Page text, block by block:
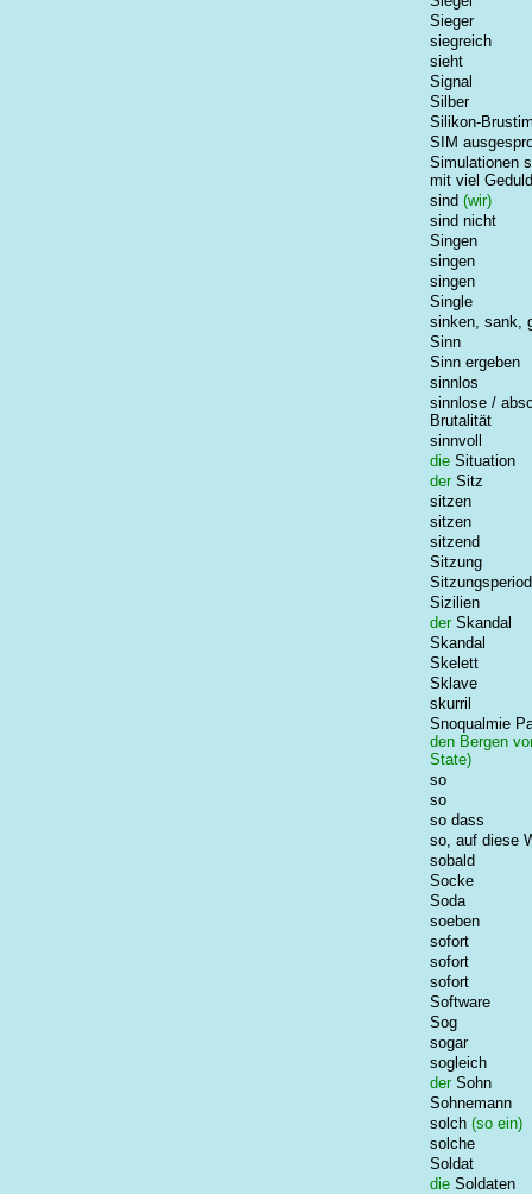
Sieger
siegreich
sieht
Signal
Silber
Silikon-
SIM
Simulationen
mit viel
sind (wir)
sind nicht
Singen
singen
singen
Single
sinken, sank,
Sinn
Sinn ergeben
sinnlos
sinnlose /
Brutalität
sinnvoll
die Situation
der Sitz
sitzen
sitzen
sitzend
Sitzung
Sizilien
der Skandal
Skandal
Skelett
Sklave
skurril
Snoqualmie
den Bergen
State)
so
so
so dass
so, auf diese
sobald
Socke
Soda
soeben
sofort
sofort
sofort
Software
Sog
sogar
sogleich
der Sohn
Sohnemann
solch (so ein)
solche
Soldat
die Soldaten